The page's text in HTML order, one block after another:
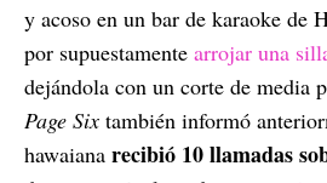
y acoso en un bar de karaoke de
por supuestamente arrojar una
dejándola con un corte de media
Page Six también informó
hawaiana recibió 10 llamadas